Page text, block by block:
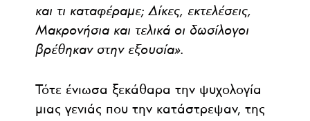
και τι καταφέραμε; Δίκες, εκτελέσεις,
Μακρονήσια και τελικά οι δωσίλογοι
βρέθηκαν στην εξουσία».
Τότε ένιωσα ξεκάθαρα την ψυχολογία
μιας γενιάς που την κατάστρεψαν, της